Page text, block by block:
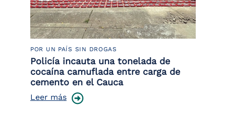
POR UN PAÍS SIN DROGAS
Policía incauta una tonelada de
cocaína camuflada entre carga de
cemento en el Cauca
Leer más